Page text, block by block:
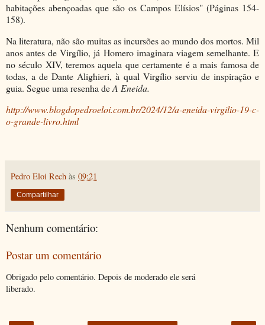
habitações abençoadas que são os Campos Elísios" (Páginas 154-
158).
Na literatura, não são muitas as incursões ao mundo dos mortos. Mil
anos antes de Virgílio, já Homero imaginara viagem semelhante. E
no século XIV, teremos aquela que certamente é a mais famosa de
todas, a de Dante Alighieri, à qual Virgílio serviu de inspiração e
guia. Segue uma resenha deA Eneida.
http://www.blogdopedroeloi.com.br/2024/12/a-eneida-virgilio-19-c-
o-grande-livro.html
Pedro Eloi Rech às 09:21
Compartilhar
Nenhum comentário:
Postar um comentário
Obrigado pelo comentário. Depois de moderado ele será
liberado.